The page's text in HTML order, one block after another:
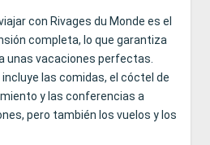
con Rivages du Monde es el
completa, lo que garantiza
unas vacaciones perfectas.
las comidas, el cóctel de
y las conferencias a
pero también los vuelos y los